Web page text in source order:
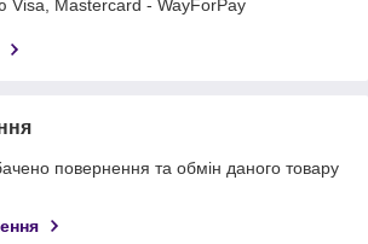
Visa, Mastercard - WayForPay
повернення та обмін даного товару